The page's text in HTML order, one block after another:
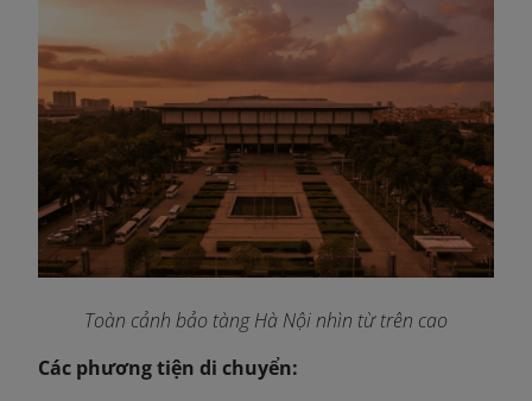
Toàn cảnh bảo tàng Hà Nội nhìn từ trên cao
Các phương tiện di chuyển: